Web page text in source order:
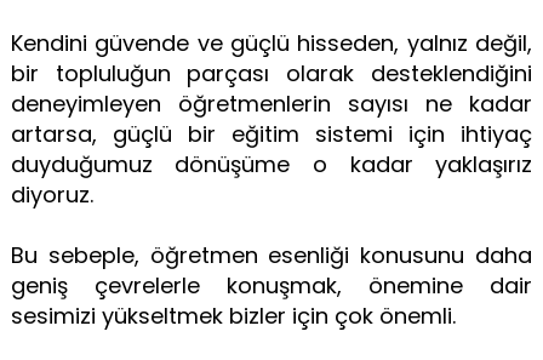
Kendini güvende ve güçlü hisseden, yalnız değil,
bir topluluğun parçası olarak desteklendiğini
deneyimleyen öğretmenlerin sayısı ne kadar
artarsa, güçlü bir eğitim sistemi için ihtiyaç
duyduğumuz dönüşüme o kadar yaklaşırız
diyoruz.
Bu sebeple, öğretmen esenliği konusunu daha
geniş çevrelerle konuşmak, önemine dair
sesimizi yükseltmek bizler için çok önemli.